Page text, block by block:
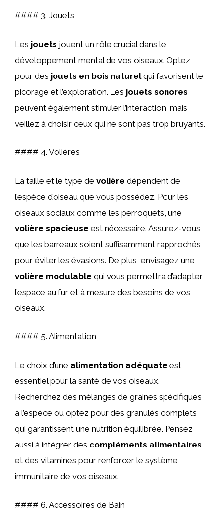
#### 3. Jouets
Les jouets jouent un rôle crucial dans le
développement mental de vos oiseaux. Optez
pour des jouets en bois naturelqui favorisent le
picorage et l’exploration. Les jouets sonores
peuvent également stimuler l’interaction, mais
veillez à choisir ceux qui ne sont pas trop bruyants.
#### 4. Volières
La taille et le type de volière dépendent de
l’espèce d’oiseau que vous possédez. Pour les
oiseaux sociaux comme les perroquets, une
volière spacieuse est nécessaire. Assurez-vous
que les barreaux soient suffisamment rapprochés
pour éviter les évasions. De plus, envisagez une
volière modulable qui vous permettra d’adapter
l’espace au fur et à mesure des besoins de vos
oiseaux.
#### 5. Alimentation
Le choix d’une alimentation adéquate est
essentiel pour la santé de vos oiseaux.
Recherchez des mélanges de graines spécifiques
à l’espèce ou optez pour des granulés complets
qui garantissent une nutrition équilibrée. Pensez
aussi à intégrer des compléments alimentaires
et des vitamines pour renforcer le système
immunitaire de vos oiseaux.
#### 6. Accessoires de Bain